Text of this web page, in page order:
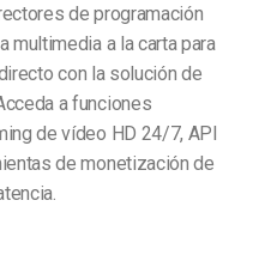
de programación
multimedia a la carta para
con la solución de
a funciones
de vídeo HD 24/7, API
de monetización de